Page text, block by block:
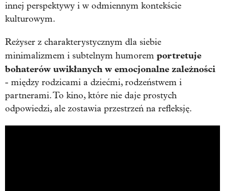
innej perspektywy i w odmiennym kontekście
kulturowym.
Reżyser z charakterystycznym dla siebie
minimalizmem i subtelnym humorem portretuje
bohaterów uwikłanych w emocjonalne zależności
- między rodzicami a dziećmi, rodzeństwem i
partnerami. To kino, które nie daje prostych
odpowiedzi, ale zostawia przestrzeń na refleksję.